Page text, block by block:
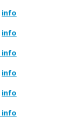
info
info
info
info
info
info